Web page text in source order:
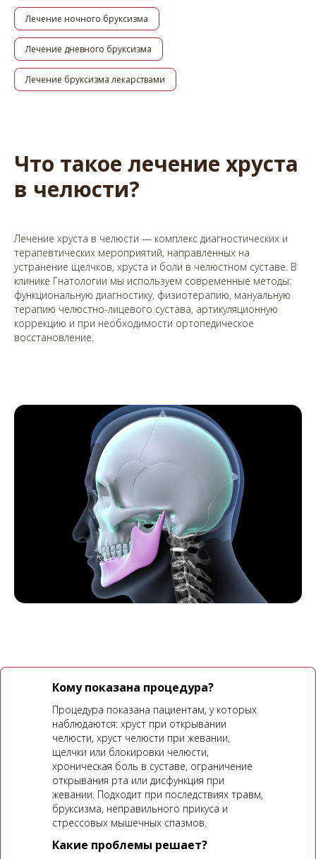
Лечение ночного бруксизма
Лечение дневного бруксизма
Лечение бруксизма лекарствами
Что такое лечение хруста
в челюсти?
Лечение хруста в челюсти — комплекс диагностических и
терапевтических мероприятий, направленных на
устранение щелчков, хруста и боли в челюстном суставе. В
клинике Гнатологии мы используем современные методы:
функциональную диагностику, физиотерапию, мануальную
терапию челюстно-лицевого сустава, артикуляционную
коррекцию и при необходимости ортопедическое
восстановление.
Процедура показана пациентам, у которых
наблюдаются: хруст при открывании
челюсти, хруст челюсти при жевании,
щелчки или блокировки челюсти,
хроническая боль в суставе, ограничение
открывания рта или дисфункция при
жевании. Подходит при последствиях травм,
бруксизма, неправильного прикуса и
стрессовых мышечных спазмов.
Кому показана процедура?
Какие проблемы решает?